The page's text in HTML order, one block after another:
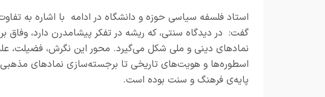
استاد فلسفه سیاسی حوزه و دانشگاه در ادامه با اشاره به
گفت: در دیدگاه سنتی، که ریشه در تفکر پیشامدرن دارد، وفاق
نمادهای دینی و ملی شکل می‌گیرد. محور این نگرش، فضیلت،
اسطوره‌ها و هویت‌های تاریخی تا برجسته‌سازی نمادهای مذهبی
پایه‌ی فرهنگ و سنت بوده است.